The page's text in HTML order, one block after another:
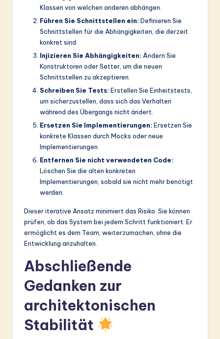
Klassen von welchen anderen abhängen.
Führen Sie Schnittstellen ein: Definieren Sie
Schnittstellen für die Abhängigkeiten, die derzeit
konkret sind.
Injizieren Sie Abhängigkeiten: Ändern Sie
Konstruktoren oder Setter, um die neuen
Schnittstellen zu akzeptieren.
Schreiben Sie Tests: Erstellen Sie Einheitstests,
um sicherzustellen, dass sich das Verhalten
während des Übergangs nicht ändert.
Ersetzen Sie Implementierungen: Ersetzen Sie
konkrete Klassen durch Mocks oder neue
Implementierungen.
Entfernen Sie nicht verwendeten Code:
Löschen Sie die alten konkreten
Implementierungen, sobald sie nicht mehr benötigt
werden.
Dieser iterative Ansatz minimiert das Risiko. Sie können
prüfen, ob das System bei jedem Schritt funktioniert. Er
ermöglicht es dem Team, weiterzumachen, ohne die
Entwicklung anzuhalten.
Abschließende
Gedanken zur
architektonischen
Stabilität